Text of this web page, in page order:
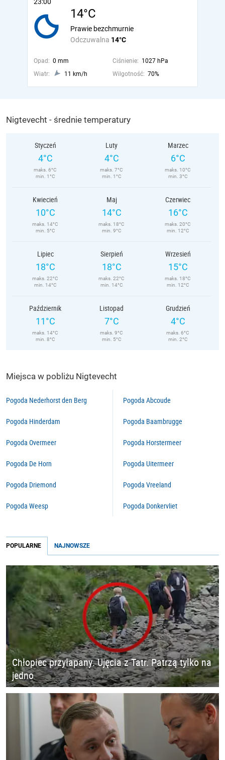
14°C
Odczuwalna 14°C
Prawie bezchmurnie
Opad: 0 mm Ciśnienie: 1027 hPa
Wiatr:
11 km/h Wilgotność: 70%
Nigtevecht - średnie temperatury
Styczeń
4°C
maks. 6°C
min. 1°C
Luty
4°C
maks. 7°C
min. 1°C
Marzec
6°C
maks. 10°C
min. 3°C
Kwiecień
10°C
maks. 14°C
min. 5°C
Maj
14°C
maks. 18°C
min. 9°C
Czerwiec
16°C
maks. 20°C
min. 12°C
Lipiec
18°C
maks. 22°C
min. 14°C
Sierpień
18°C
maks. 22°C
min. 14°C
Wrzesień
15°C
maks. 18°C
min. 12°C
Październik
11°C
maks. 14°C
min. 8°C
Listopad
7°C
maks. 9°C
min. 5°C
Grudzień
4°C
maks. 6°C
min. 2°C
Miejsca w pobliżu Nigtevecht
Pogoda Nederhorst den Berg
Pogoda Hinderdam
Pogoda Overmeer
Pogoda De Horn
Pogoda Driemond
Pogoda Weesp
Pogoda Abcoude
Pogoda Baambrugge
Pogoda Horstermeer
Pogoda Uitermeer
Pogoda Vreeland
Pogoda Donkervliet
POPULARNE NAJNOWSZE
Chłopiec przyłapany. Ujęcia z Tatr. Patrzą tylko na
jedno